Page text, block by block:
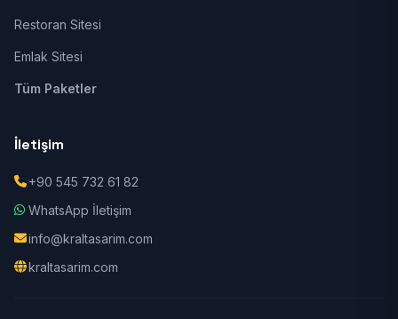
Restoran Sitesi
Emlak Sitesi
Tüm Paketler
İletişim
+90 545 732 61 82
WhatsApp İletişim
info@kraltasarim.com
kraltasarim.com